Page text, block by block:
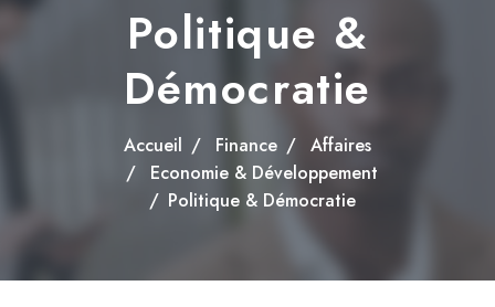
Politique &
Démocratie
Accueil Finance
Affaires
Economie & Développement
Politique & Démocratie